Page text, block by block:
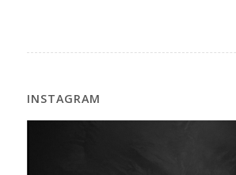
INSTAGRAM